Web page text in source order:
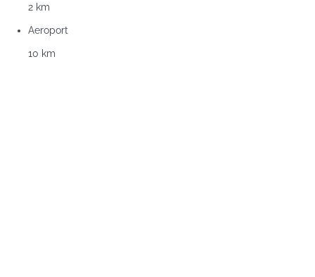
2 km
Aeroport
10 km